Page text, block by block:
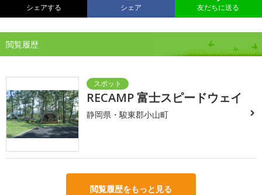
シェアする シェア 友だちに送る
閲覧履歴
RECAMP 富士スピードウェイ
静岡県・駿東郡小山町
閲覧履歴をもっと見る